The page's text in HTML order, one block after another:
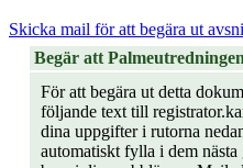
Skicka mail för att begära ut
Begär att
För att begära ut detta
följande text till
dina uppgifter i rutorna
automatiskt fylla i dem